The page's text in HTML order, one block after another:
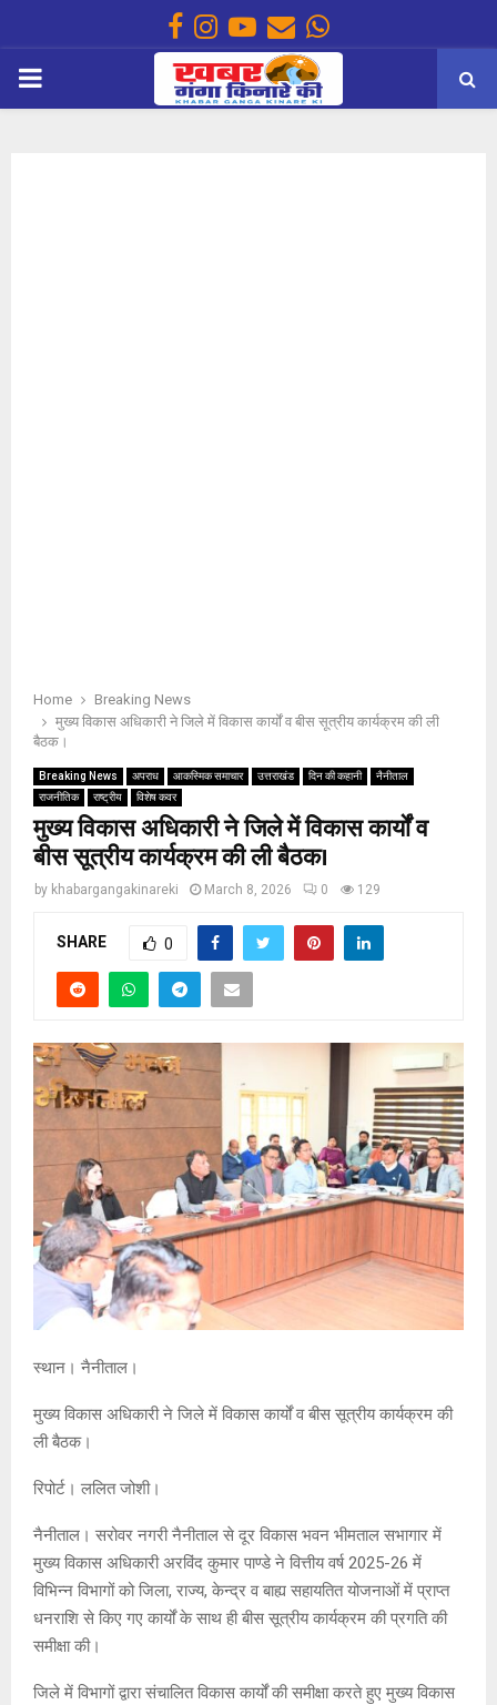
Facebook
Instagram
Youtube
EmailWhatsapp
PRIMARY
Home
Breaking News
मुख्य विकास अधिकारी ने जिले में विकास कार्यों व बीस सूत्रीय कार्यक्रम की ली
बैठक।
Breaking News अपराध आकस्मिक समाचार उत्तराखंड दिन की कहानी
नैनीताल
राजनीतिक
राष्ट्रीय विशेष कवर
मुख्य विकास अधिकारी ने जिले में विकास कार्यों व
बीस सूत्रीय कार्यक्रम की ली बैठक।
by khabargangakinareki March 8, 2026 0 129
SHARE 0
स्थान। नैनीताल।
मुख्य विकास अधिकारी ने जिले में विकास कार्यों व बीस सूत्रीय कार्यक्रम की
ली बैठक।
रिपोर्ट। ललित जोशी।
नैनीताल। सरोवर नगरी नैनीताल से दूर विकास भवन भीमताल सभागार में
मुख्य विकास अधिकारी अरविंद कुमार पाण्डे ने वित्तीय वर्ष 2025-26 में
विभिन्न विभागों को जिला, राज्य, केन्द्र व बाह्य सहायतित योजनाओं में प्राप्त
धनराशि से किए गए कार्यों के साथ ही बीस सूत्रीय कार्यक्रम की प्रगति की
समीक्षा की।
जिले में विभागों द्वारा संचालित विकास कार्यों की समीक्षा करते हुए मुख्य विकास